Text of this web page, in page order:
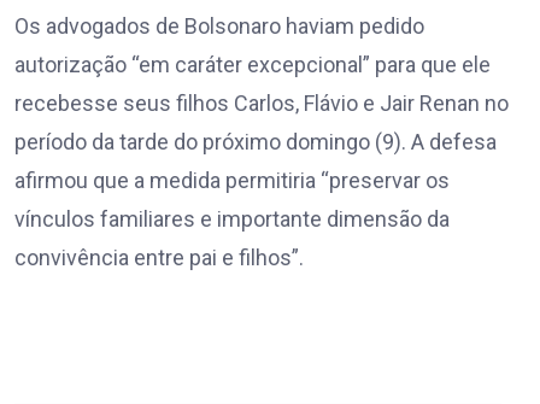
Os advogados de Bolsonaro haviam pedido
autorização “em caráter excepcional” para que ele
recebesse seus filhos Carlos, Flávio e Jair Renan no
período da tarde do próximo domingo (9). A defesa
afirmou que a medida permitiria “preservar os
vínculos familiares e importante dimensão da
convivência entre pai e filhos”.